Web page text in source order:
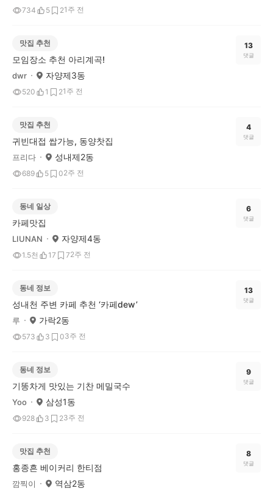
734 5 21주 전
맛집 추천
모임장소 추천 아리계곡!
dwr 자양제3동
520 1 21주 전
13
댓글
맛집 추천
귀빈대접 쌉가능, 동양찻집
프리다 성내제2동
689 5 02주 전
4
댓글
동네 일상
카페맛집
LIUNAN 자양제4동
1.5천 17 72주 전
6
댓글
동네 정보
성내천 주변 카페 추천 ‘카페dew’
루 가락2동
573 3 03주 전
13
댓글
동네 정보
기똥차게 맛있는 기찬 메밀국수
Yoo 삼성1동
928 3 23주 전
9
댓글
맛집 추천
홍종흔 베이커리 한티점
깜찍이 역삼2동
8
댓글